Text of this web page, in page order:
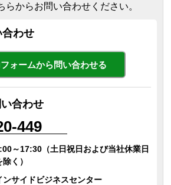
らからお問い合わせください。
わせ
フォームから問い合わせる
合わせ
449
～17:30（土日祝日および当社休業日
除く）
ンサイドビジネスセンター